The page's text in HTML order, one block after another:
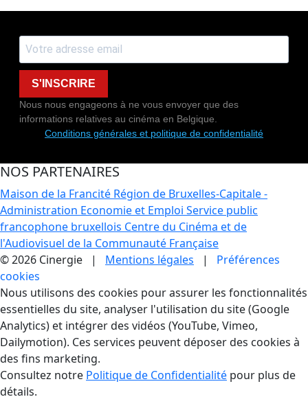
S'INSCRIRE
Nous nous engageons à ne vous envoyer que des
informations relatives au cinéma en Belgique.
Conditions générales et politique de confidentialité
NOS PARTENAIRES
Maison de la Francité Région de Bruxelles-Capitale -
Administration Economie et Emploi Service public
francophone bruxellois Centre du Cinéma et de
l'Audiovisuel de la Communauté Française
© 2026 Cinergie | Mentions légales | Préférences
cookies
Gestion des Cookies
Nous utilisons des cookies pour assurer les fonctionnalités
essentielles du site, analyser l'utilisation du site (Google
Analytics) et intégrer des vidéos (YouTube, Vimeo,
Dailymotion). Ces services peuvent déposer des cookies à
des fins marketing.
Consultez notre Politique de Confidentialité pour plus de
détails.